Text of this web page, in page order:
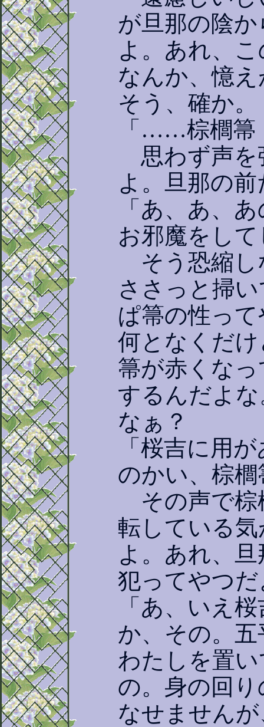
が旦那の陰
よ。あれ、
なんか、憶
そう、確か。
「……棕櫚箒
思わず声を
よ。旦那の
「あ、あ、
お邪魔をし
そう恐縮し
ささっと掃
ぱ箒の性っ
何となくだ
箒が赤くな
するんだよ
なぁ？
「桜吉に用
のかい、棕櫚
その声で棕
転している
よ。あれ、
犯ってやつ
「あ、いえ
か、その。
わたしを置
の。身の回
なせません